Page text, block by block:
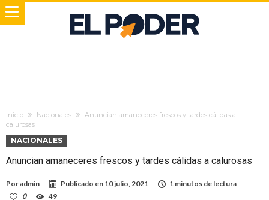
Inicio Nacionales
Anuncian amaneceres frescos y tardes cálidas a
calurosas
NACIONALES
Anuncian amaneceres frescos y tardes cálidas a calurosas
Poradmin Publicado en 10 julio, 2021
1 minutos de lectura
0
49